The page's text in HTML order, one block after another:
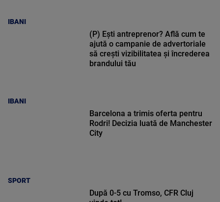
IBANI
IBANI
(P) Ești antreprenor? Află cum te
ajută o campanie de advertoriale
să crești vizibilitatea și încrederea
brandului tău
SPORT
Barcelona a trimis oferta pentru
Rodri! Decizia luată de Manchester
City
După 0-5 cu Tromso, CFR Cluj